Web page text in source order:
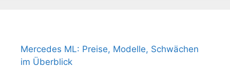
Mercedes ML: Preise, Modelle, Schwächen
im Überblick